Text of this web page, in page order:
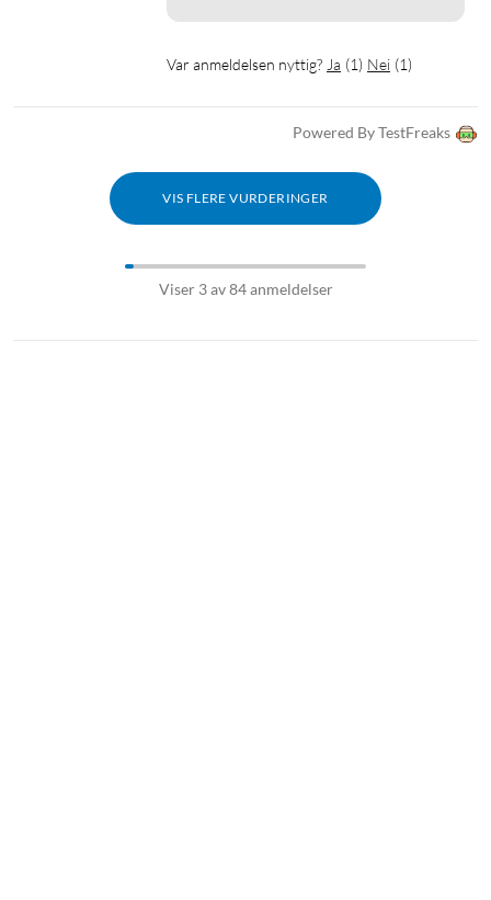
Var anmeldelsen nyttig? Ja (1) Nei (1)
Powered By TestFreaks
VIS FLERE VURDERINGER
Viser 3 av 84 anmeldelser